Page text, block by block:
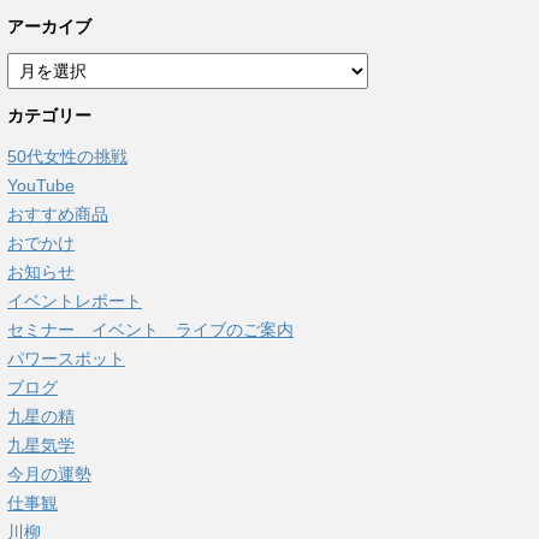
アーカイブ
ー
カ
イ
ブ
カテゴリー
50代女性の挑戦
YouTube
おすすめ商品
おでかけ
お知らせ
イベントレポート
セミナー イベント ライブのご案内
パワースポット
ブログ
九星の精
九星気学
今月の運勢
仕事観
川柳